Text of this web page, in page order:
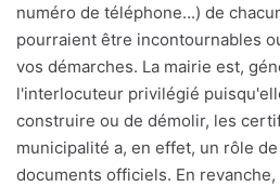
numéro de téléphone...) de
pourraient être incontournables
vos démarches. La mairie est,
l'interlocuteur privilégié
construire ou de démolir, les
municipalité a, en effet, un rôle
documents officiels. En